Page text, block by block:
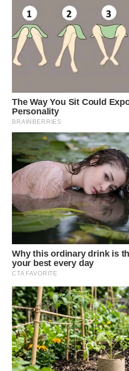
O calor excessivo pode afetar o
muita gente imagina e
Créditos:
Como o calor e o frio
fórmula do protetor
O calor é um dos principais
do protetor, pois temperaturas
reações químicas e podem
responsáveis por bloquear os
frio intenso ou repetidas
quente costumam favorecer
o aparecimento de grumos,
cor pareçam normais.
Essas alterações influenciam
aplicação homogênea na
real, mesmo quando o rótulo